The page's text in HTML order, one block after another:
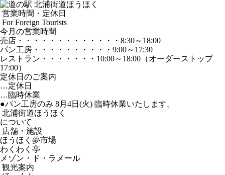
営業時間・定休日
For Foreign Tourists
今月の営業時間
売店 ・・・・・・・・・・・・・ 8:30～18:00
パン工房 ・・・・・・・・・・ 9:00～17:30
レストラン ・・・・・・・ 10:00～18:00 （オーダーストップ
17:00）
定休日のご案内
…定休日
…臨時休業
●パン工房のみ 8月4日(火) 臨時休業いたします。
北浦街道ほうほく
について
店舗・施設
ほうほく夢市場
わくわく亭
メゾン・ド・ラメール
観光案内